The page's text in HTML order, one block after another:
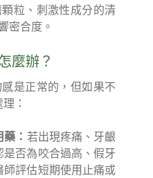
粒、刺激性成分的清
密合度。
麼辦？
是正常的，但如果不
：
： 若出現疼痛、牙齦
否為咬合過高、假牙
評估短期使用止痛或